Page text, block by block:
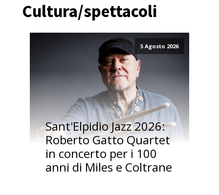
Cultura/spettacoli
5 Agosto 2026
Sant'Elpidio Jazz 2026:
Roberto Gatto Quartet
in concerto per i 100
anni di Miles e Coltrane